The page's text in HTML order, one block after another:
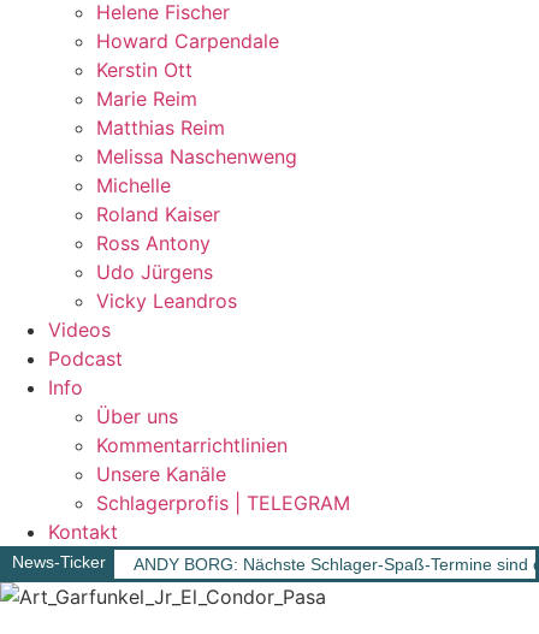
Helene Fischer
Howard Carpendale
Kerstin Ott
Marie Reim
Matthias Reim
Melissa Naschenweng
Michelle
Roland Kaiser
Ross Antony
Udo Jürgens
Vicky Leandros
Videos
Podcast
Info
Über uns
Kommentarrichtlinien
Unsere Kanäle
Schlagerprofis | TELEGRAM
Kontakt
News-Ticker ANDY BORG: Nächste Schlager-Spaß-Termine sind